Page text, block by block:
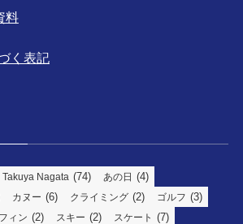
料
く表記
Takuya Nagata (74) あの日 (4)
カヌー (6) クライミング (2) ゴルフ (3)
ィン (2) スキー (2) スケート (7)